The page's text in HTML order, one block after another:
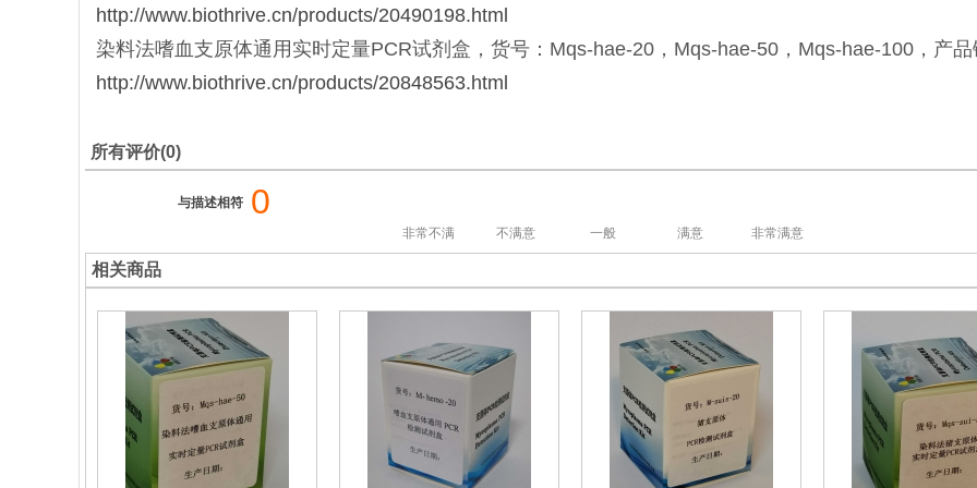
http://www.biothrive.cn/products/20490198.html
染料法嗜血支原体通用实时定量PCR试剂盒，货号：Mqs-hae-20，Mqs-hae-50，Mqs-hae-100，产
http://www.biothrive.cn/products/20848563.html
所有评价(0)
与描述相符 0
非常不满 不满意 一般 满意 非常满意
相关商品